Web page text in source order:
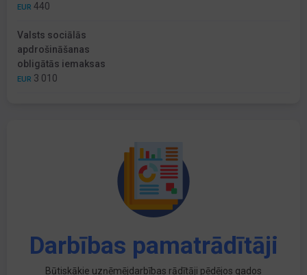
EUR 440
Valsts sociālās
apdrošināšanas
obligātās iemaksas
EUR 3 010
Darbības pamatrādītāji
Būtiskākie uzņēmējdarbības rādītāji pēdējos gados